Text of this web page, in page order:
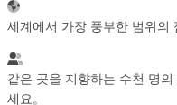
세계에서 가장 풍부한 범위의
같은 곳을 지향하는 수천 명
세요。